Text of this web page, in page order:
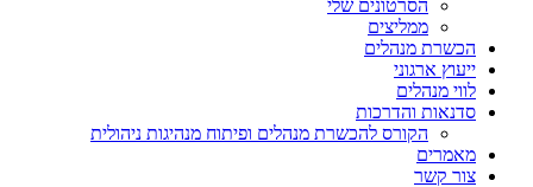
הסרטונים שלי
ממליצים
הכשרת מנהלים
ייעוץ ארגוני
לווי מנהלים
סדנאות והדרכות
הקורס להכשרת מנהלים ופיתוח מנהיגות ניהולית
מאמרים
צור קשר